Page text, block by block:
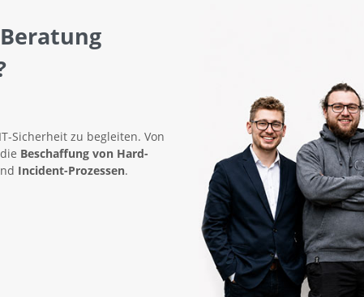
Sicherheit zu begleiten. Von
Beschaffung von Hard-
Incident-Prozessen.